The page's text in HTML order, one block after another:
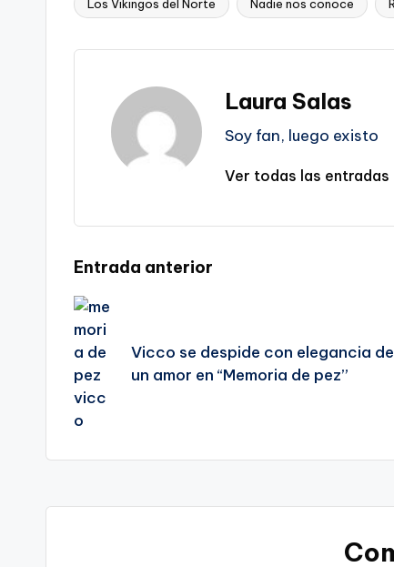
Etiquetas:
Los Vikingos del Norte Nadie nos conoce
Laura Salas
Soy fan, luego existo
Ver todas las entradas
Navegación
de
entradas
Entrada anterior
Vicco se despide con elegancia de
un amor en “Memoria de pez”